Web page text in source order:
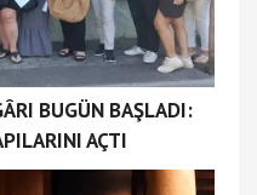
BUGÜN BAŞLADI:
AÇTI